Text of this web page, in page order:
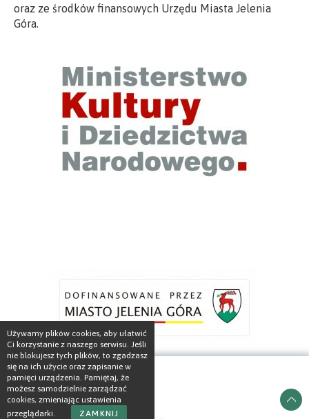
oraz ze środków finansowych Urzędu Miasta Jelenia
Góra.
Używamy plików cookies, aby ułatwić
Ci korzystanie z naszego serwisu. Jeśli
nie blokujesz tych plików, to zgadzasz
się na ich użycie oraz zapisanie w
pamięci urządzenia. Pamiętaj, że
możesz samodzielnie zarządzać
cookies, zmieniając ustawienia
przeglądarki.
ZAMKNIJ